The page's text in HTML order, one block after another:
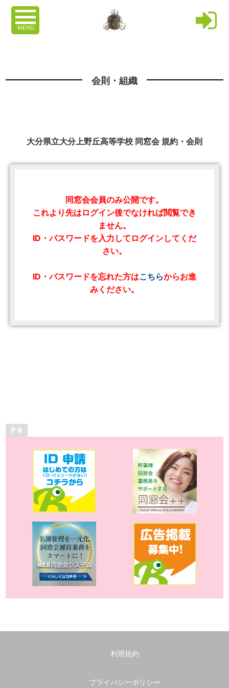
MENU
会則・組織
大分県立大分上野丘高等学校 同窓会 規約・会則
同窓会会員のみ公開です。
これより先はログイン後でなければ閲覧でき
ません。
ID・パスワードを入力してログインしてくだ
さい。
ID・パスワードを忘れた方はこちらからお進
みください。
P R
利用規約
プライバシーポリシー